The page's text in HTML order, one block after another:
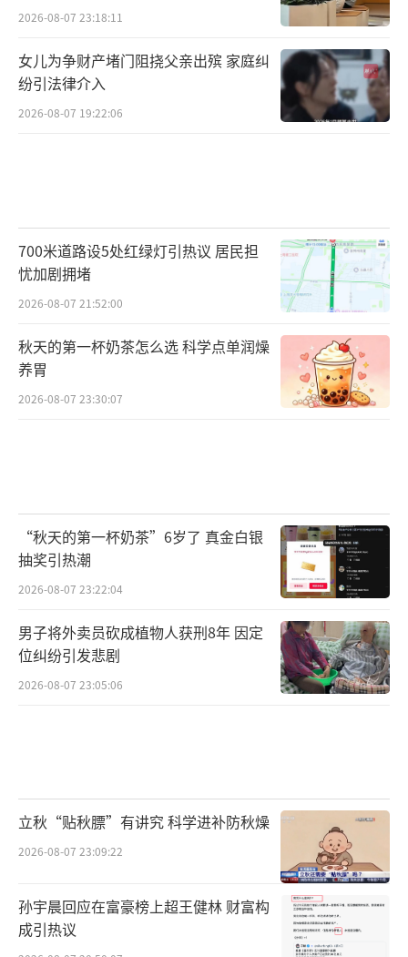
2026-08-07 23:18:11
女儿为争财产堵门阻挠父亲出殡 家庭纠
纷引法律介入
2026-08-07 19:22:06
700米道路设5处红绿灯引热议 居民担
忧加剧拥堵
2026-08-07 21:52:00
秋天的第一杯奶茶怎么选 科学点单润燥
养胃
2026-08-07 23:30:07
“秋天的第一杯奶茶”6岁了 真金白银
抽奖引热潮
2026-08-07 23:22:04
男子将外卖员砍成植物人获刑8年 因定
位纠纷引发悲剧
2026-08-07 23:05:06
立秋“贴秋膘”有讲究 科学进补防秋燥
2026-08-07 23:09:22
孙宇晨回应在富豪榜上超王健林 财富构
成引热议